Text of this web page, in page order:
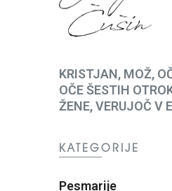
KRISTJAN, MOŽ,
OČE ŠESTIH
ŽENE, VERUJOČ V
KATEGORIJE
Pesmarije